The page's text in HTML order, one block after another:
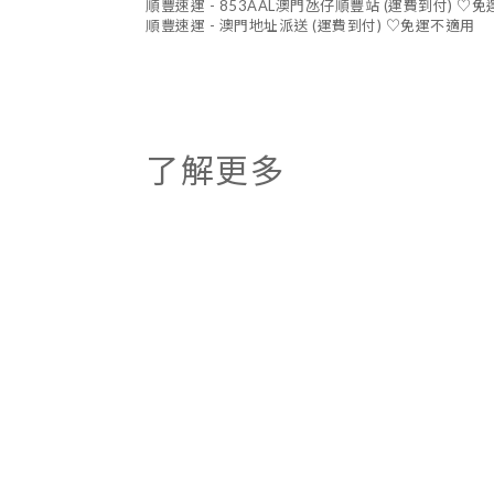
順豐速運 - 853AAL澳門氹仔順豐站 (運費到付) ♡免
順豐速運 - 澳門地址派送 (運費到付) ♡免運不適用
了解更多